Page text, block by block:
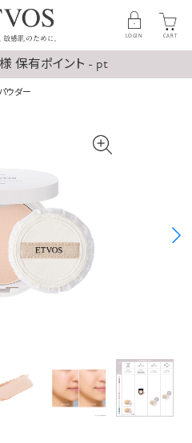
LOGIN CART
保有ポイント - pt
ウダー